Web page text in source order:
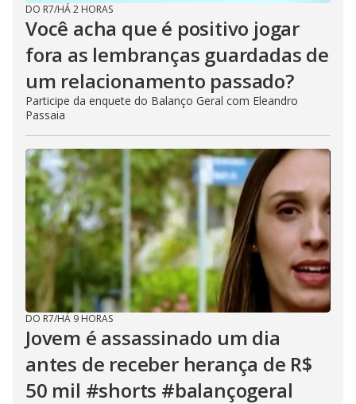
DO R7/HÁ 2 HORAS
Você acha que é positivo jogar
fora as lembranças guardadas de
um relacionamento passado?
Participe da enquete do Balanço Geral com Eleandro
Passaia
DO R7/HÁ 9 HORAS
Jovem é assassinado um dia
antes de receber herança de R$
50 mil #shorts #balançogeral